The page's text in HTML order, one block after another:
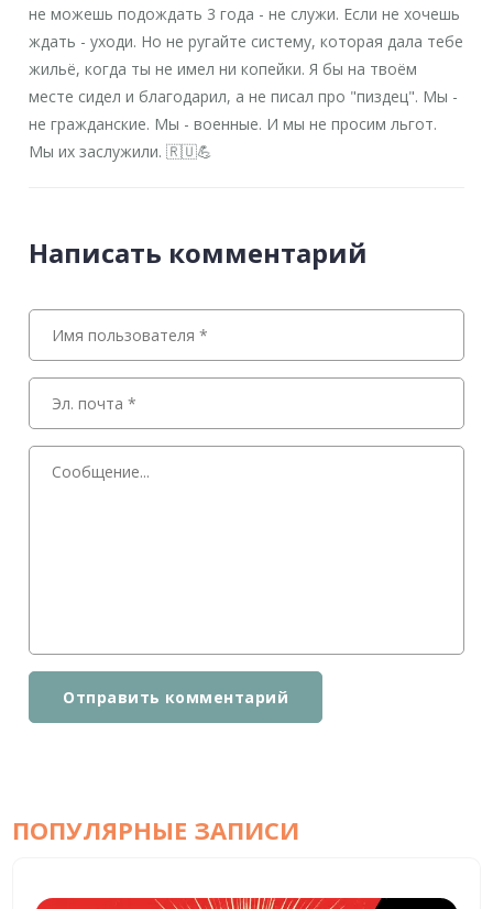
не можешь подождать 3 года - не служи. Если не хочешь
ждать - уходи. Но не ругайте систему, которая дала тебе
жильё, когда ты не имел ни копейки. Я бы на твоём
месте сидел и благодарил, а не писал про "пиздец". Мы -
не гражданские. Мы - военные. И мы не просим льгот.
Мы их заслужили. 🇷🇺💪
Написать комментарий
Отправить комментарий
ПОПУЛЯРНЫЕ ЗАПИСИ